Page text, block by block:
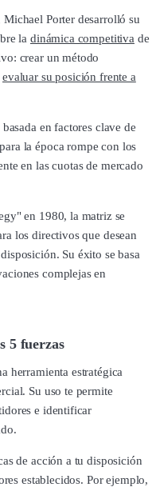
Porter desarrolló su
la dinámica competitiva de
crear un método
evaluar su posición frente a
en factores clave de
la época rompe con los
en las cuotas de mercado
en 1980, la matriz se
los directivos que desean
Su éxito se basa
complejas en
5 fuerzas
herramienta estratégica
Su uso te permite
e identificar
de acción a tu disposición
establecidos. Por ejemplo,